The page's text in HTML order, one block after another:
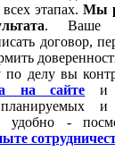
этапах. Мы
. Ваше
договор,
по делу вы
на сайте и
и
удобно -